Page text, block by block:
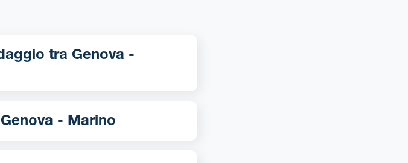
Genova -
Qual è la distanza tra Genova - Marino